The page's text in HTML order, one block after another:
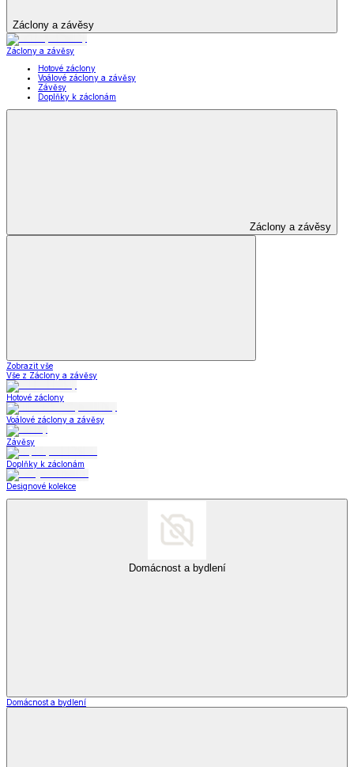
Záclony a závěsy
Záclony a závěsy
Hotové záclony
Voálové záclony a závěsy
Závěsy
Doplňky k záclonám
Záclony a závěsy
Zobrazit vše
Vše z Záclony a závěsy
Hotové záclony
Voálové záclony a závěsy
Závěsy
Doplňky k záclonám
Designové kolekce
Domácnost a bydlení
Domácnost a bydlení